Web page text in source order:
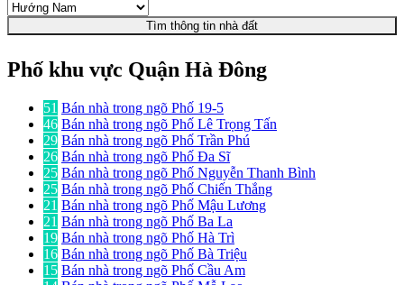
Tìm thông tin nhà đất
Phố khu vực Quận Hà Đông
51 Bán nhà trong ngõ Phố 19-5
46 Bán nhà trong ngõ Phố Lê Trọng Tấn
29 Bán nhà trong ngõ Phố Trần Phú
26 Bán nhà trong ngõ Phố Đa Sĩ
25 Bán nhà trong ngõ Phố Nguyễn Thanh Bình
25 Bán nhà trong ngõ Phố Chiến Thắng
21 Bán nhà trong ngõ Phố Mậu Lương
21 Bán nhà trong ngõ Phố Ba La
19 Bán nhà trong ngõ Phố Hà Trì
16 Bán nhà trong ngõ Phố Bà Triệu
15 Bán nhà trong ngõ Phố Cầu Am